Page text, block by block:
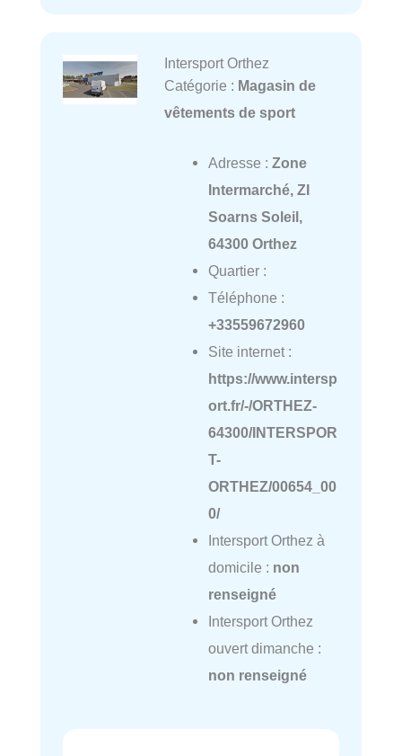
Intersport Orthez
Catégorie : Magasin de
vêtements de sport
Adresse : Zone
Intermarché, ZI
Soarns Soleil,
64300 Orthez
Quartier :
Téléphone :
+33559672960
Site internet :
https://www.intersp
ort.fr/-/ORTHEZ-
64300/INTERSPOR
T-
ORTHEZ/00654_00
0/
Intersport Orthez à
domicile : non
renseigné
Intersport Orthez
ouvert dimanche :
non renseigné